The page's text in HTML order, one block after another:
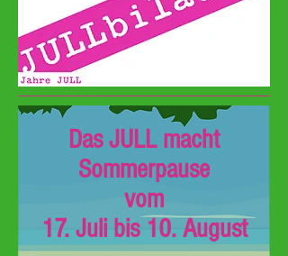
Das JULL macht
Sommerpause
vom
17. Juli bis 10. August